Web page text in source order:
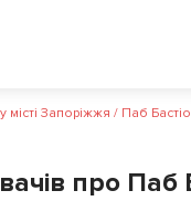
місті Запоріжжя / Паб
про